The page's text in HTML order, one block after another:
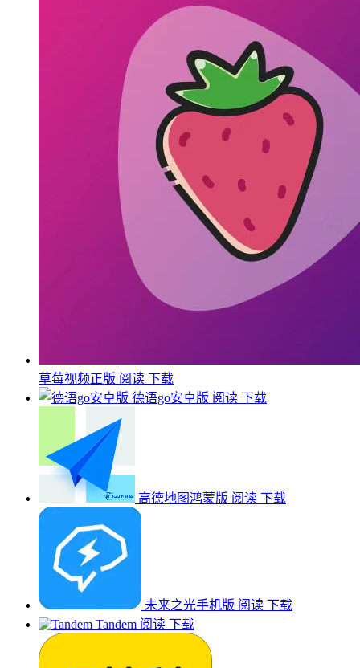
草莓视频正版 阅读 下载
德语go安卓版 阅读 下载
高德地图鸿蒙版 阅读 下载
未来之光手机版 阅读 下载
Tandem 阅读 下载